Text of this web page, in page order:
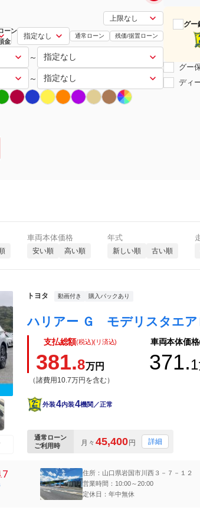
ーン
金
通常ローン 残価/据置ローン
～
～
グー
グー
ディ
車両本体価格
安い順 高い順
年式
新しい順 古い順
トヨタ 動画付き 購入パックあり
支払総額(税込)(リ済込)
381.8万円
（諸費用10.7万円を含む）
車両本体価格
371.1
外装4内装4機関／正常
通常ローン
ご利用時
月々 45,400円 詳細
住所：山口県岩国市川西３－７－１２
営業時間：10:00～20:00
定休日：年中無休